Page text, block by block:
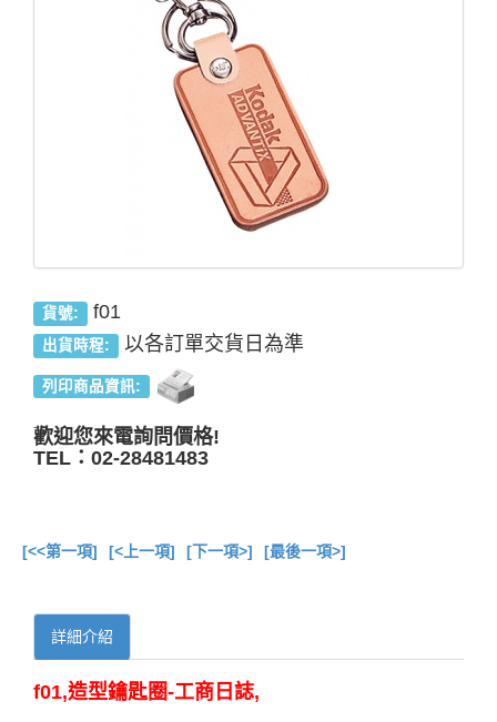
貨號: f01
出貨時程: 以各訂單交貨日為準
列印商品資訊:
歡迎您來電詢問價格!
TEL：02-28481483
[<<第一項] [<上一項] [下一項>] [最後一項>]
詳細介紹
f01,造型鑰匙圈-工商日誌,